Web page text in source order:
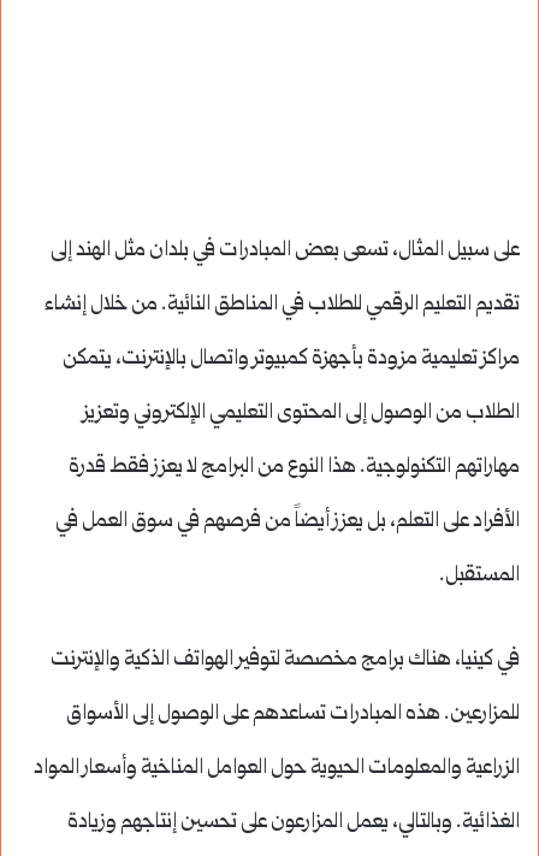
على سبيل المثال، تسعى بعض المبادرات في بلدان مثل الهند إلى
تقديم التعليم الرقمي للطلاب في المناطق النائية. من خلال إنشاء
مراكز تعليمية مزودة بأجهزة كمبيوتر واتصال بالإنترنت، يتمكن
الطلاب من الوصول إلى المحتوى التعليمي الإلكتروني وتعزيز
مهاراتهم التكنولوجية. هذا النوع من البرامج لا يعزز فقط قدرة
الأفراد على التعلم، بل يعزز أيضاً من فرصهم في سوق العمل في
المستقبل.
في كينيا، هناك برامج مخصصة لتوفير الهواتف الذكية والإنترنت
للمزارعين. هذه المبادرات تساعدهم على الوصول إلى الأسواق
الزراعية والمعلومات الحيوية حول العوامل المناخية وأسعار المواد
الغذائية. وبالتالي، يعمل المزارعون على تحسين إنتاجهم وزيادة